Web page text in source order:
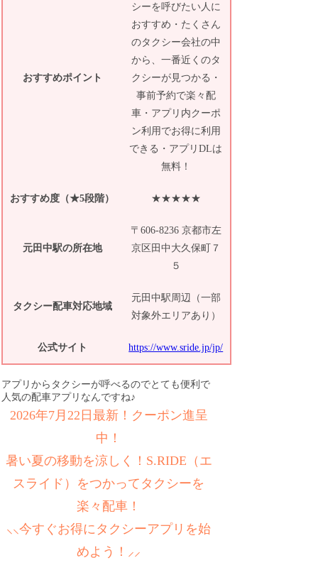
おすすめポイント
シーを呼びたい人に
おすすめ・たくさん
のタクシー会社の中
から、一番近くのタ
クシーが見つかる・
事前予約で楽々配
車・アプリ内クーポ
ン利用でお得に利用
できる・アプリDLは
無料！
おすすめ度（★5段階） ★★★★★
元田中駅の所在地
〒606-8236 京都市左
京区田中大久保町７
５
タクシー配車対応地域
元田中駅周辺（一部
対象外エリアあり）
公式サイト https://www.sride.jp/jp/
アプリからタクシーが呼べるのでとても便利で
人気の配車アプリなんですね♪
2026年7月22日最新！クーポン進呈
中！
暑い夏の移動を涼しく！S.RIDE（エ
スライド）をつかってタクシーを
楽々配車！
⸜⸜今すぐお得にタクシーアプリを始
めよう！⸝⸝